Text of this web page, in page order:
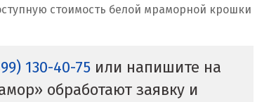
стоимость белой мраморной крошки
130-40-75 или напишите на
обработают заявку и